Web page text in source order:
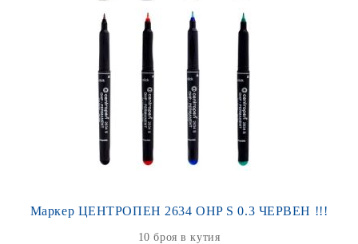
Маркер ЦЕНТРОПЕН 2634 OHP S 0.3 ЧЕРВЕН !!!
10 броя в кутия